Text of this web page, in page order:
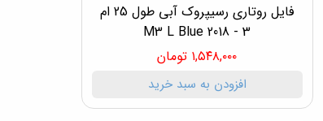
فایل روتاری رسیپروک آبی طول 25 ام
3 - M3 L Blue 2018
۱,۵۴۸,۰۰۰ تومان
افزودن به سبد خرید